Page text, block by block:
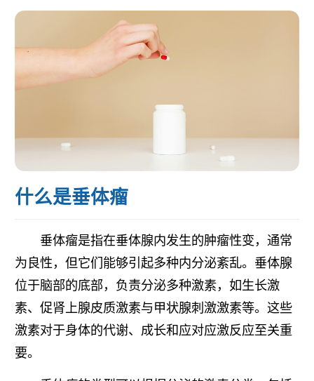
什么是垂体瘤
垂体瘤是指在垂体腺内发生的肿瘤性变，通常
为良性，但它们能够引起多种内分泌紊乱。垂体腺
位于脑部的底部，负责分泌多种激素，如生长激
素、促肾上腺皮质激素与甲状腺刺激激素等。这些
激素对于身体的代谢、成长和应对应激反应至关重
要。